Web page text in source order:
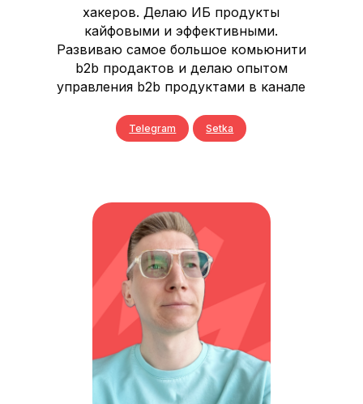
хакеров. Делаю ИБ продукты
кайфовыми и эффективными.
Развиваю самое большое комьюнити
b2b продактов и делаю опытом
управления b2b продуктами в канале
Telegram Setka